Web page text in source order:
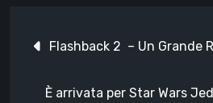
articoli
Flashback 2 – Un Grande
È arrivata per Star Wars